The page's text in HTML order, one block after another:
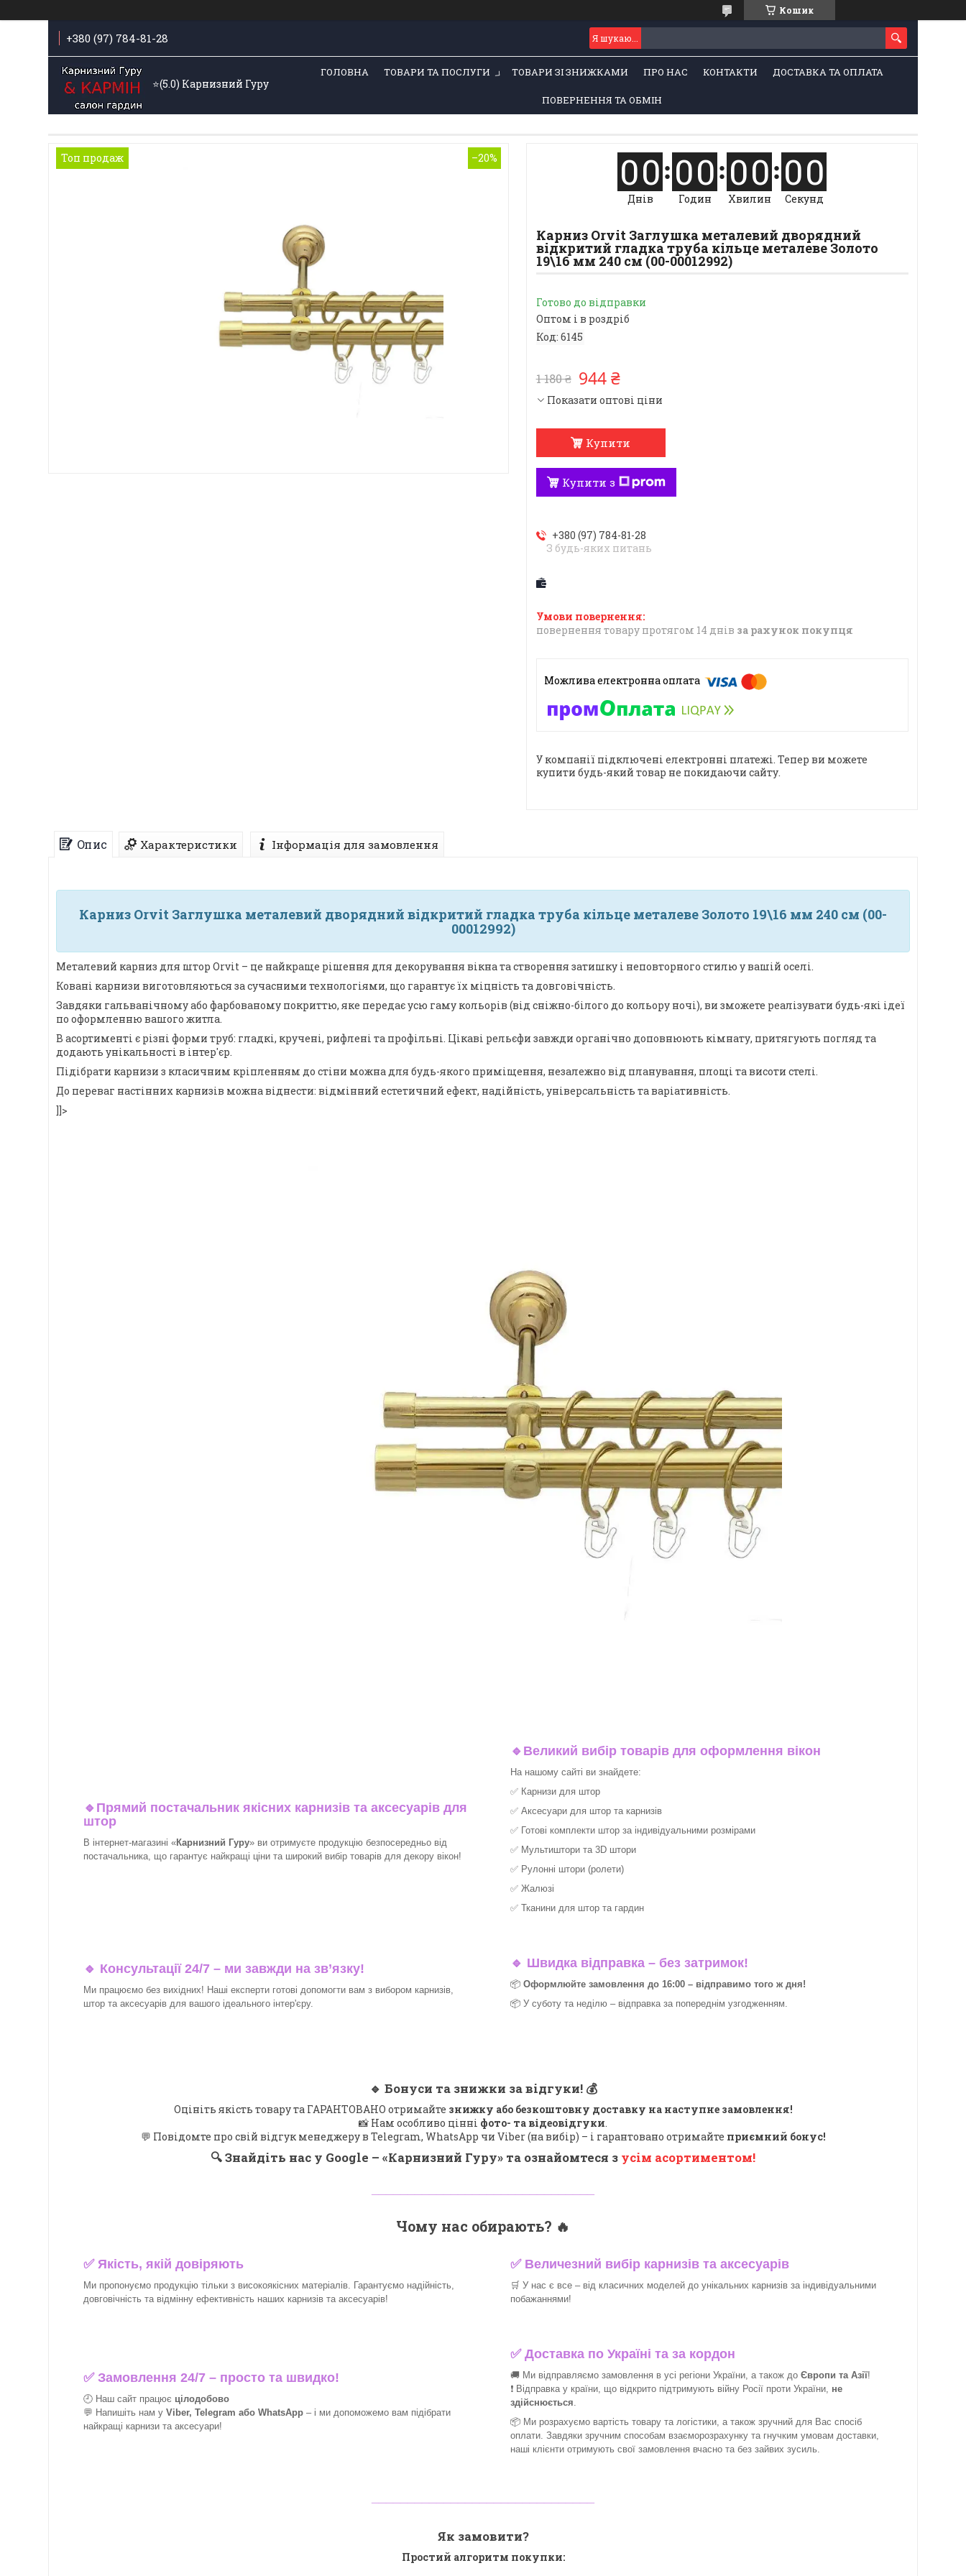
Кошик
+380 (97) 784-81-28
⭐️(5.0) Карнизний Гуру
ГОЛОВНА ТОВАРИ ТА ПОСЛУГИ ТОВАРИ ЗІ ЗНИЖКАМИ ПРО НАС КОНТАКТИ ДОСТАВКА ТА ОПЛАТА
ПОВЕРНЕННЯ ТА ОБМІН
Топ продаж –20% 00
Днів
00
Годин
00
Хвилин
00
Секунд
Карниз Orvit Заглушка металевий дворядний
відкритий гладка труба кільце металеве Золото
19\16 мм 240 см (00-00012992)
Готово до відправки
Оптом і в роздріб
Код: 6145
1 180 ₴ 944 ₴
Показати оптові ціни
Купити
Купити з
+380 (97) 784-81-28
З будь-яких питань
повернення товару протягом 14 днів за рахунок покупця
У компанії підключені електронні платежі. Тепер ви можете
купити будь-який товар не покидаючи сайту.
Опис Характеристики Інформація для замовлення
Карниз Orvit Заглушка металевий дворядний відкритий гладка труба кільце металеве Золото 19\16 мм 240 см (00-
00012992)
Металевий карниз для штор Orvit – це найкраще рішення для декорування вікна та створення затишку і неповторного стилю у вашій оселі.
Ковані карнизи виготовляються за сучасними технологіями, що гарантує їх міцність та довговічність.
Завдяки гальванічному або фарбованому покриттю, яке передає усю гаму кольорів (від сніжно-білого до кольору ночі), ви зможете реалізувати будь-які ідеї
по оформленню вашого житла.
В асортименті є різні форми труб: гладкі, кручені, рифлені та профільні. Цікаві рельєфи завжди органічно доповнюють кімнату, притягують погляд та
додають унікальності в інтер'єр.
Підібрати карнизи з класичним кріпленням до стіни можна для будь-якого приміщення, незалежно від планування, площі та висоти стелі.
До переваг настінних карнизів можна віднести: відмінний естетичний ефект, надійність, універсальність та варіативність.
]]>
🔹 Прямий постачальник якісних карнизів та аксесуарів для
штор
В інтернет-магазині «Карнизний Гуру» ви отримуєте продукцію безпосередньо від
постачальника, що гарантує найкращі ціни та широкий вибір товарів для декору вікон!​
🔹 Великий вибір товарів для оформлення вікон
На нашому сайті ви знайдете:
✅ Карнизи для штор
✅ Аксесуари для штор та карнизів
✅ Готові комплекти штор за індивідуальними розмірами
✅ Мультиштори та 3D штори
✅ Рулонні штори (ролети)
✅ Жалюзі
✅ Тканини для штор та гардин
🔹 Консультації 24/7 – ми завжди на зв’язку!
Ми працюємо без вихідних! Наші експерти готові допомогти вам з вибором карнизів,
штор та аксесуарів для вашого ідеального інтер'єру.​
🔹 Швидка відправка – без затримок!
📦 Оформлюйте замовлення до 16:00 – відправимо того ж дня!
📦 У суботу та неділю – відправка за попереднім узгодженням.
🔹 Бонуси та знижки за відгуки! 💰
Оцініть якість товару та ГАРАНТОВАНО отримайте знижку або безкоштовну доставку на наступне замовлення!
📸 Нам особливо цінні фото- та відеовідгуки.
💬 Повідомте про свій відгук менеджеру в Telegram, WhatsApp чи Viber (на вибір) – і гарантовано отримайте приємний бонус!
🔍Знайдіть нас у Google – «Карнизний Гуру» та ознайомтеся з усім асортиментом!
Чому нас обирають? 🔥
✅Якість, якій довіряють
Ми пропонуємо продукцію тільки з високоякісних матеріалів. Гарантуємо надійність,
довговічність та відмінну ефективність наших карнизів та аксесуарів!​
✅ Величезний вибір карнизів та аксесуарів
🛒 У нас є все – від класичних моделей до унікальних карнизів за індивідуальними
побажаннями!​
✅Замовлення 24/7 – просто та швидко!
🕘 Наш сайт працює цілодобово
💬 Напишіть нам у Viber, Telegram або WhatsApp – і ми допоможемо вам підібрати
найкращі карнизи та аксесуари!
✅Доставка по Україні та за кордон
🚚 Ми відправляємо замовлення в усі регіони України, а також до Європи та Азії!
❗ Відправка у країни, що відкрито підтримують війну Росії проти України, не
здійснюється.
📦 Ми розрахуємо вартість товару та логістики, а також зручний для Вас спосіб
оплати. Завдяки зручним способам взаєморозрахунку та гнучким умовам доставки,
наші клієнти отримують свої замовлення вчасно та без зайвих зусиль.
Як замовити?
Простий алгоритм покупки: